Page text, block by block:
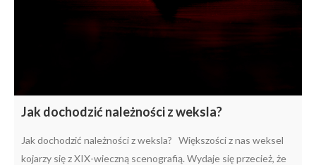
Jak dochodzić należności z weksla?
Jak dochodzić należności z weksla? Większości z nas weksel
kojarzy się z XIX-wieczną scenografią. Wydaje się przecież, że